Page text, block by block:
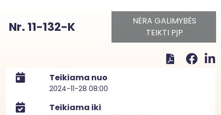
Nr. 11-132-K
NĖRA GALIMYBĖS
TEIKTI PĮP
Teikiama nuo
2024-11-28 08:00
Teikiama iki